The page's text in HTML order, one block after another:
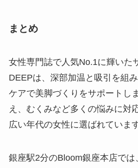
まとめ
女性専門誌で人気No.1に輝いた
DEEPは、深部加温と吸引を組
ケアで美脚づくりをサポートし
え、むくみなど多くの悩みに対
広い年代の女性に選ばれています
銀座駅2分のBloom銀座本店で